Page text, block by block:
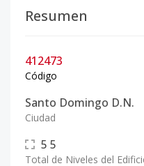
Resumen
412473
Código
Santo Domingo D.N.
Ciudad
5 5
Total de Niveles del